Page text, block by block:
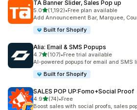
TA Banner Slider, Sales Pop up
5.0เต็ม 5 ดาว
(1,192)
ทั้งหมด 1192 รีวิว
•Free plan available
Add Announcement Bar, Marquee,
Built for Shopify
Alia: Email & SMS Popups
4.7เต็ม 5 ดาว
(107)
ทั้งหมด 107 รีวิว
•Free trial available
AI-powered popups for email and SMS
Built for Shopify
SALES POP UP:Fomo+Social Proof
4.9เต็ม 5 ดาว
(74)
ทั้งหมด 74 รีวิว
•Free
Boost sales with social proofs, sales